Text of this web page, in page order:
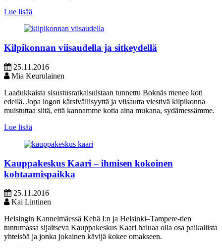
Lue lisää
Kilpikonnan viisaudella ja sitkeydellä
25.11.2016
Mia Keurulainen
Laadukkaista sisustusratkaisuistaan tunnettu Boknäs menee koti
edellä. Jopa logon kärsivällisyyttä ja viisautta viestivä kilpikonna
muistuttaa siitä, että kannamme kotia aina mukana, sydämessämme.
Lue lisää
Kauppakeskus Kaari – ihmisen kokoinen
kohtaamispaikka
25.11.2016
Kai Lintinen
Helsingin Kannelmäessä Kehä I:n ja Helsinki–Tampere-tien
tuntumassa sijaitseva Kauppakeskus Kaari haluaa olla osa paikallista
yhteisöä ja jonka jokainen kävijä kokee omakseen.